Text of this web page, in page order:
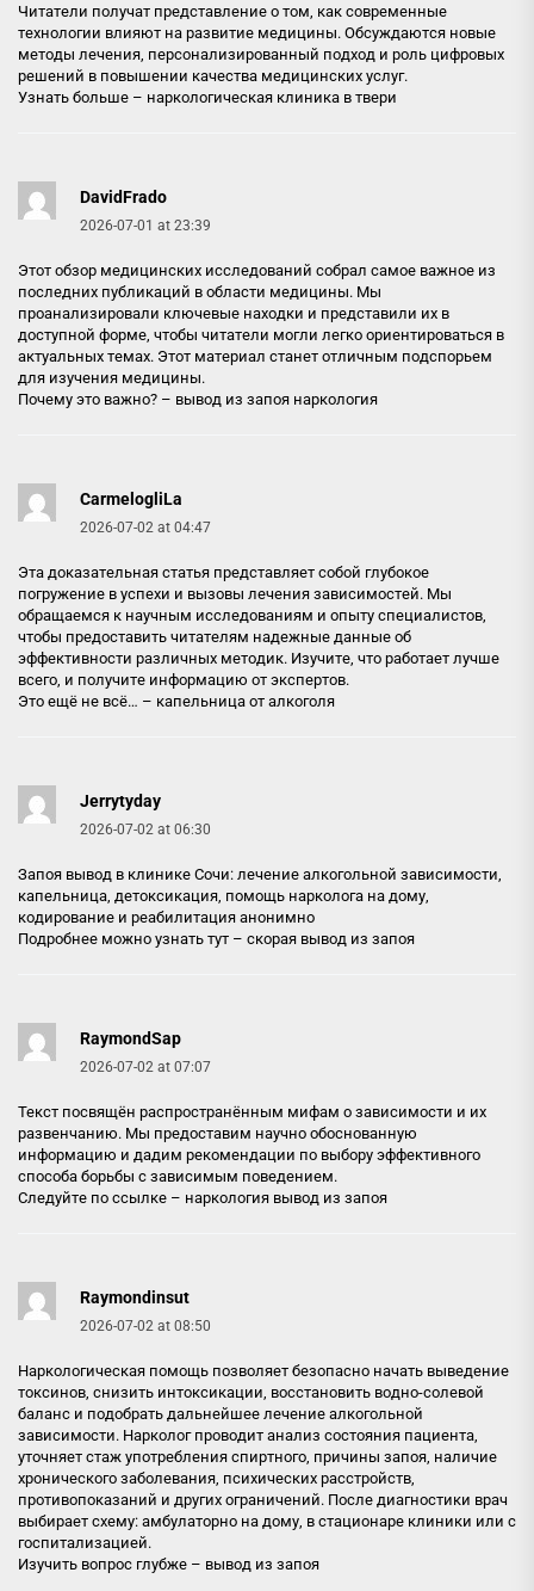
Читатели получат представление о том, как современные
технологии влияют на развитие медицины. Обсуждаются новые
методы лечения, персонализированный подход и роль цифровых
решений в повышении качества медицинских услуг.
Узнать больше – наркологическая клиника в твери
DavidFrado
2026-07-01 at 23:39
Этот обзор медицинских исследований собрал самое важное из
последних публикаций в области медицины. Мы
проанализировали ключевые находки и представили их в
доступной форме, чтобы читатели могли легко ориентироваться в
актуальных темах. Этот материал станет отличным подспорьем
для изучения медицины.
Почему это важно? – вывод из запоя наркология
CarmelogliLa
2026-07-02 at 04:47
Эта доказательная статья представляет собой глубокое
погружение в успехи и вызовы лечения зависимостей. Мы
обращаемся к научным исследованиям и опыту специалистов,
чтобы предоставить читателям надежные данные об
эффективности различных методик. Изучите, что работает лучше
всего, и получите информацию от экспертов.
Это ещё не всё… – капельница от алкоголя
Jerrytyday
2026-07-02 at 06:30
Запоя вывод в клинике Сочи: лечение алкогольной зависимости,
капельница, детоксикация, помощь нарколога на дому,
кодирование и реабилитация анонимно
Подробнее можно узнать тут – скорая вывод из запоя
RaymondSap
2026-07-02 at 07:07
Текст посвящён распространённым мифам о зависимости и их
развенчанию. Мы предоставим научно обоснованную
информацию и дадим рекомендации по выбору эффективного
способа борьбы с зависимым поведением.
Следуйте по ссылке – наркология вывод из запоя
Raymondinsut
2026-07-02 at 08:50
Наркологическая помощь позволяет безопасно начать выведение
токсинов, снизить интоксикации, восстановить водно-солевой
баланс и подобрать дальнейшее лечение алкогольной
зависимости. Нарколог проводит анализ состояния пациента,
уточняет стаж употребления спиртного, причины запоя, наличие
хронического заболевания, психических расстройств,
противопоказаний и других ограничений. После диагностики врач
выбирает схему: амбулаторно на дому, в стационаре клиники или с
госпитализацией.
Изучить вопрос глубже – вывод из запоя